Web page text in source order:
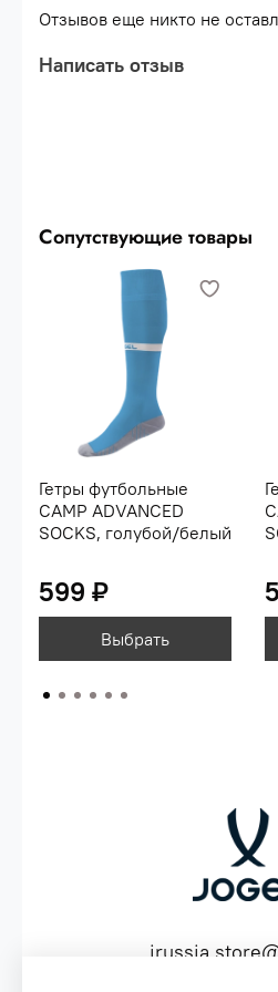
вентилируемый носок на
футбол\nТип упаковки:
европодвесом и с замком Zip-
Lock\nПроизводство: КНР
Отзывов еще никто не
Написать отзыв
Сопутствующие товары
Гетры футбольные
CAMP ADVANCED
SOCKS, голубой/белый
599 ₽
Выбрать